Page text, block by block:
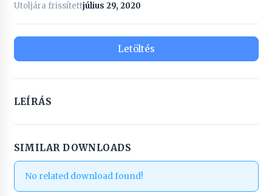
Utoljára frissítettjúlius 29, 2020
Letöltés
LEÍRÁS
SIMILAR DOWNLOADS
No related download found!